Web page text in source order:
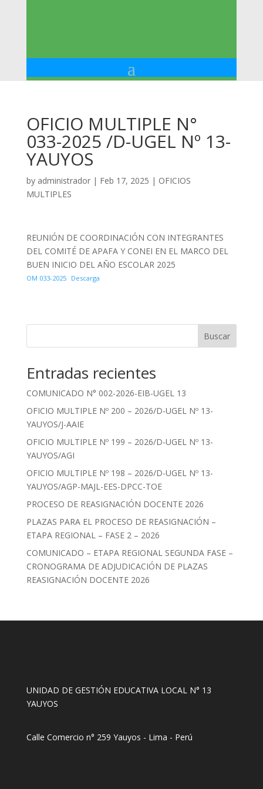
OFICIO MULTIPLE N°
033-2025 /D-UGEL Nº 13-
YAUYOS
by administrador| Feb 17, 2025 | OFICIOS
MULTIPLES
REUNIÓN DE COORDINACIÓN CON INTEGRANTES
DEL COMITÉ DE APAFA Y CONEI EN EL MARCO DEL
BUEN INICIO DEL AÑO ESCOLAR 2025
OM 033-2025 Descarga
Buscar
Entradas recientes
COMUNICADO N° 002-2026-EIB-UGEL 13
OFICIO MULTIPLE Nº 200 – 2026/D-UGEL Nº 13-
YAUYOS/J-AAIE
OFICIO MULTIPLE Nº 199 – 2026/D-UGEL Nº 13-
YAUYOS/AGI
OFICIO MULTIPLE Nº 198 – 2026/D-UGEL Nº 13-
YAUYOS/AGP-MAJL-EES-DPCC-TOE
PROCESO DE REASIGNACIÓN DOCENTE 2026
PLAZAS PARA EL PROCESO DE REASIGNACIÓN –
ETAPA REGIONAL – FASE 2 – 2026
COMUNICADO – ETAPA REGIONAL SEGUNDA FASE –
CRONOGRAMA DE ADJUDICACIÓN DE PLAZAS
REASIGNACIÓN DOCENTE 2026
UNIDAD DE GESTIÓN EDUCATIVA LOCAL N° 13
YAUYOS
Calle Comercio n° 259 Yauyos - Lima - Perú